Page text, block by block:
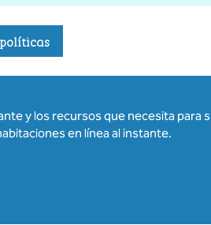
y los recursos que necesita para
en línea al instante.